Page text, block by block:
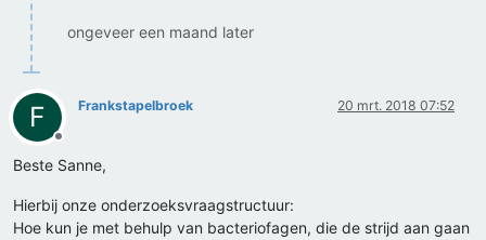
ongeveer een maand later
F
Offline
Frankstapelbroek 20 mrt. 2018 07:52
Beste Sanne,
Hierbij onze onderzoeksvraagstructuur:
Hoe kun je met behulp van bacteriofagen, die de strijd aan gaan